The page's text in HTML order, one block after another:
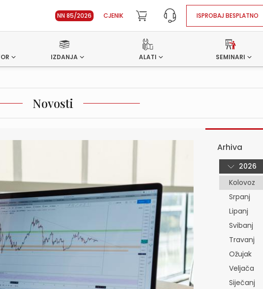
NN 85/2026 CJENIK ISPROBAJ BESPLATNO
IZDANJA ALATI SEMINARI
Novosti
Arhiva
2026
Kolovoz
Srpanj
Lipanj
Svibanj
Travanj
Ožujak
Veljača
Siječanj